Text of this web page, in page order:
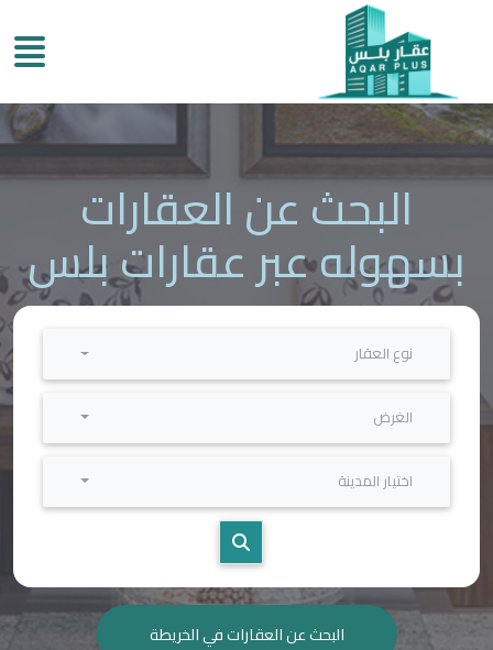
البحث عن العقارات
بسهوله عبر عقارات بلس
نوع العقار
الغرض
اختيار المدينة
البحث عن العقارات في الخريطة